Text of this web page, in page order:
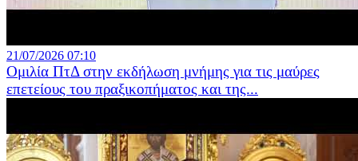
21/07/2026 07:10
Ομιλία ΠτΔ στην εκδήλωση μνήμης για τις μαύρες
επετείους του πραξικοπήματος και της...